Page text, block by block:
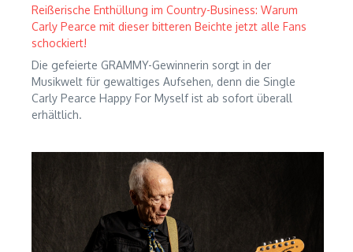
Reißerische Enthüllung im Country-Business: Warum
Carly Pearce mit dieser bitteren Beichte jetzt alle Fans
schockiert!
Die gefeierte GRAMMY-Gewinnerin sorgt in der
Musikwelt für gewaltiges Aufsehen, denn die Single
Carly Pearce Happy For Myself ist ab sofort überall
erhältlich.